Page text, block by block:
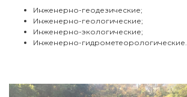
Инженерно-геодезические;
Инженерно-геологические;
Инженерно-экологические;
Инженерно-гидрометеорологические.